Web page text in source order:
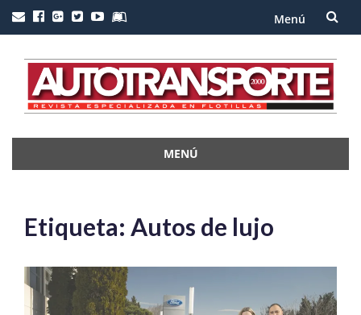
Menú
al
contenido
MENÚ
Etiqueta: Autos de lujo